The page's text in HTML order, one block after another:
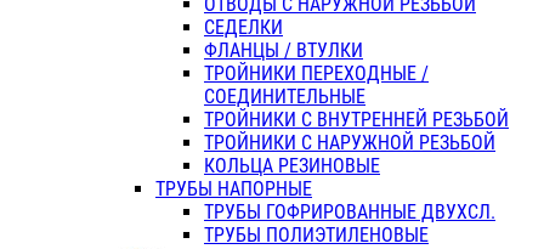
СЕДЕЛКИ
ФЛАНЦЫ / ВТУЛКИ
ТРОЙНИКИ ПЕРЕХОДНЫЕ /
СОЕДИНИТЕЛЬНЫЕ
ТРОЙНИКИ С ВНУТРЕННЕЙ РЕЗЬБОЙ
ТРОЙНИКИ С НАРУЖНОЙ РЕЗЬБОЙ
КОЛЬЦА РЕЗИНОВЫЕ
ТРУБЫ НАПОРНЫЕ
ТРУБЫ ГОФРИРОВАННЫЕ ДВУХСЛ.
ТРУБЫ ПОЛИЭТИЛЕНОВЫЕ